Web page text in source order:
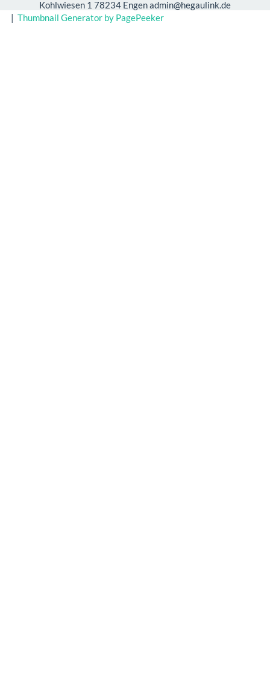
Kohlwiesen 1 78234 Engen admin@hegaulink.de
| Thumbnail Generator by PagePeeker